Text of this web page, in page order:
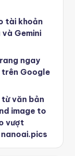
tài khoản
Gemini
ngay
trên Google
văn bản
image to
vượt